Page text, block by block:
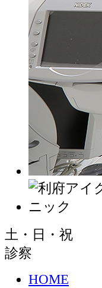
土・日・祝
診察
HOME